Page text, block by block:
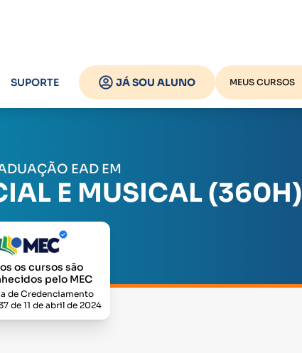
SUPORTE JÁ SOU ALUNO MEUS CURSOS
EAD EM
E MUSICAL (360H)
os cursos são
pelo MEC
de Credenciamento
de 11 de abril de 2024